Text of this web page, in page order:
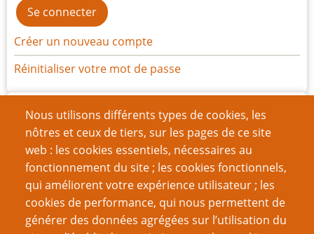
Nous utilisons différents types de cookies, les
nôtres et ceux de tiers, sur les pages de ce site
web : les cookies essentiels, nécessaires au
fonctionnement du site ; les cookies fonctionnels,
qui améliorent votre expérience utilisateur ; les
cookies de performance, qui nous permettent de
générer des données agrégées sur l’utilisation du
Créer un nouveau compte
Réinitialiser votre mot de passe
Archives
juillet 2026(1)
juin 2026(7)
mars 2026(11)
décembre 2025(15)